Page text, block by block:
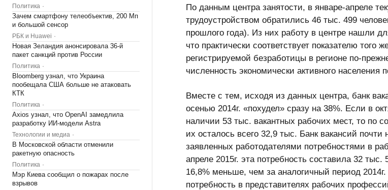
Политика
Зачем смартфону телеобъектив, 200 Мп
и большой сенсор
РБК и Huawei
Новая Зеландия анонсировала 36-й
пакет санкций против России
Политика
Bloomberg узнал, что Украина
пообещала США больше не атаковать
КТК
Политика
Axios узнал, что OpenAI замедлила
разработку ИИ-модели Astra
Технологии и медиа
В Московской области отменили
ракетную опасность
Политика
Мэр Киева сообщил о пожарах после
взрывов
По данным центра занятости, в январе-апреле
трудоустройством обратились 46 тыс. 499
прошлого года). Из них работу в центре нашли
что практически соответствует показателю того
регистрируемой безработицы в регионе по-
численность экономически активного населения
Вместе с тем, исходя из данных центра, банк
осенью 2014г. «похудел» сразу на 38%. Если в
наличии 53 тыс. вакантных рабочих мест, то по
их осталось всего 32,9 тыс. Банк вакансий
заявленных работодателями потребностями в
апреле 2015г. эта потребность составила 32 тыс.
16,8% меньше, чем за аналогичный период 2014г.
потребность в представителях рабочих